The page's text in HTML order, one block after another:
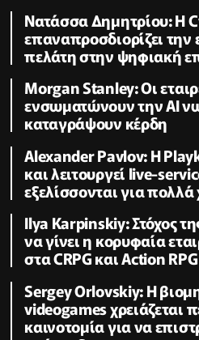
Νατάσσα Δημητρίου: Η
επαναπροσδιορίζει την
πελάτη στην ψηφιακή
Morgan Stanley: Οι
ενσωματώνουν την ΑΙ
καταγράψουν κέρδη
Alexander Pavlov: Η
και λειτουργεί live-
εξελίσσονται για πολλά
Ilya Karpinskiy: Στόχος
να γίνει η κορυφαία
στα CRPG και Action RPG
Sergey Orlovskiy: Η
videogames χρειάζεται
καινοτομία για να